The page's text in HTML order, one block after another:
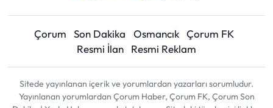
Çorum Son Dakika Osmancık Çorum FK
Resmi İlan
Resmi Reklam
Sitede yayınlanan içerik ve yorumlardan yazarları sorumludur.
Yayınlanan yorumlardan Çorum Haber, Çorum FK, Çorum Son